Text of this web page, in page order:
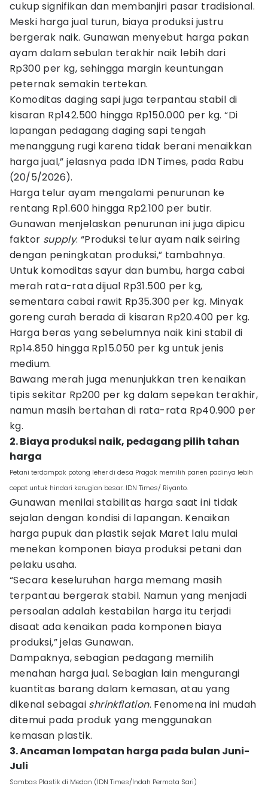
cukup signifikan dan membanjiri pasar tradisional.
Meski harga jual turun, biaya produksi justru
bergerak naik. Gunawan menyebut harga pakan
ayam dalam sebulan terakhir naik lebih dari
Rp300 per kg, sehingga margin keuntungan
peternak semakin tertekan.
Komoditas daging sapi juga terpantau stabil di
kisaran Rp142.500 hingga Rp150.000 per kg. “Di
lapangan pedagang daging sapi tengah
menanggung rugi karena tidak berani menaikkan
harga jual,” jelasnya pada IDN Times, pada Rabu
(20/5/2026).
Harga telur ayam mengalami penurunan ke
rentang Rp1.600 hingga Rp2.100 per butir.
Gunawan menjelaskan penurunan ini juga dipicu
faktor supply. “Produksi telur ayam naik seiring
dengan peningkatan produksi,” tambahnya.
Untuk komoditas sayur dan bumbu, harga cabai
merah rata-rata dijual Rp31.500 per kg,
sementara cabai rawit Rp35.300 per kg. Minyak
goreng curah berada di kisaran Rp20.400 per kg.
Harga beras yang sebelumnya naik kini stabil di
Rp14.850 hingga Rp15.050 per kg untuk jenis
medium.
Bawang merah juga menunjukkan tren kenaikan
tipis sekitar Rp200 per kg dalam sepekan terakhir,
namun masih bertahan di rata-rata Rp40.900 per
kg.
2. Biaya produksi naik, pedagang pilih tahan
harga
Petani terdampak potong leher di desa Pragak memilih panen padinya lebih
cepat untuk hindari kerugian besar. IDN Times/ Riyanto.
Gunawan menilai stabilitas harga saat ini tidak
sejalan dengan kondisi di lapangan. Kenaikan
harga pupuk dan plastik sejak Maret lalu mulai
menekan komponen biaya produksi petani dan
pelaku usaha.
“Secara keseluruhan harga memang masih
terpantau bergerak stabil. Namun yang menjadi
persoalan adalah kestabilan harga itu terjadi
disaat ada kenaikan pada komponen biaya
produksi,” jelas Gunawan.
Dampaknya, sebagian pedagang memilih
menahan harga jual. Sebagian lain mengurangi
kuantitas barang dalam kemasan, atau yang
dikenal sebagai shrinkflation. Fenomena ini mudah
ditemui pada produk yang menggunakan
kemasan plastik.
3. Ancaman lompatan harga pada bulan Juni-
Juli
Sambas Plastik di Medan (IDN Times/Indah Permata Sari)